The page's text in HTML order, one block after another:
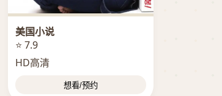
美国小说
⭐ 7.9
HD高清
想看/预约